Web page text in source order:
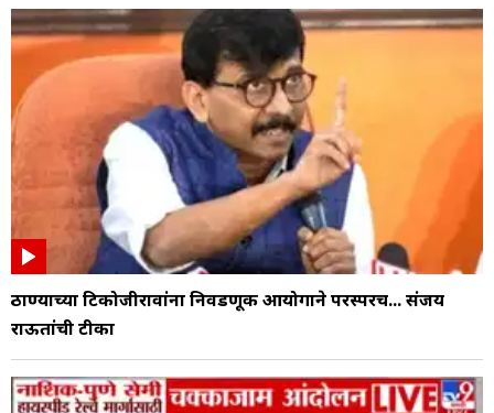
ठाण्याच्या टिकोजीरावांना निवडणूक आयोगाने परस्परच... संजय
राऊतांची टीका